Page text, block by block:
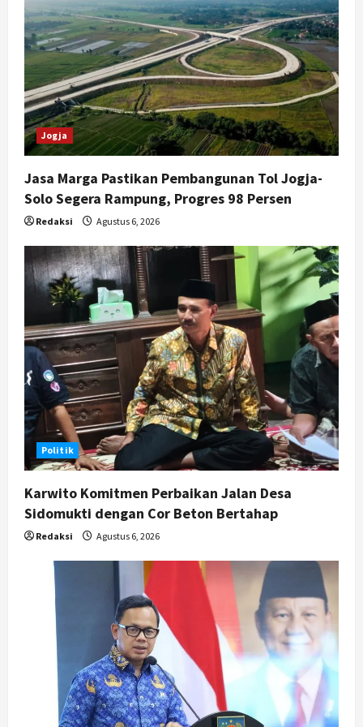
Jogja
Jasa Marga Pastikan Pembangunan Tol Jogja-
Solo Segera Rampung, Progres 98 Persen
Redaksi Agustus 6, 2026
Politik
Karwito Komitmen Perbaikan Jalan Desa
Sidomukti dengan Cor Beton Bertahap
Redaksi Agustus 6, 2026